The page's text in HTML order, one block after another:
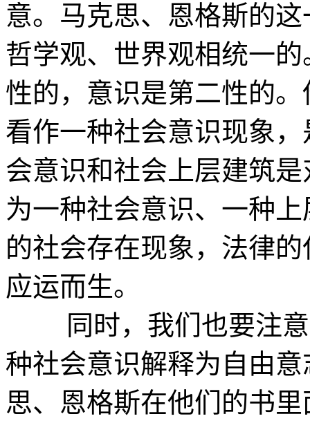
意。马克思、恩格斯的
哲学观、世界观相统一
性的，意识是第二性的
看作一种社会意识现象
会意识和社会上层建筑
为一种社会意识、一种
的社会存在现象，法律
应运而生。
同时，我们也要注意
种社会意识解释为自由
思、恩格斯在他们的书